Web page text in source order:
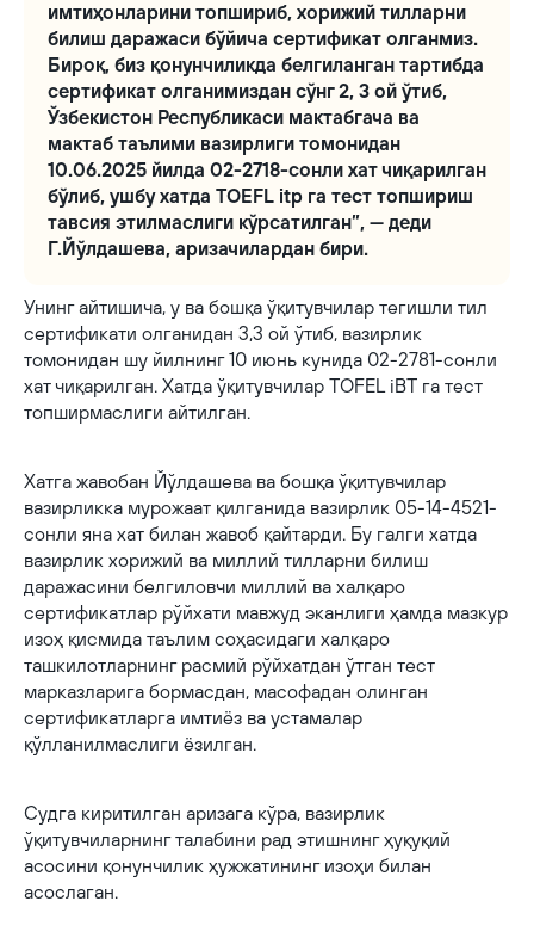
имтиҳонларини топшириб, хорижий тилларни
билиш даражаси бўйича сертификат олганмиз.
Бироқ, биз қонунчиликда белгиланган тартибда
сертификат олганимиздан сўнг 2, 3 ой ўтиб,
Ўзбекистон Республикаси мактабгача ва
мактаб таълими вазирлиги томонидан
10.06.2025 йилда 02-2718-сонли хат чиқарилган
бўлиб, ушбу хатда TOEFL itp га тест топшириш
тавсия этилмаслиги кўрсатилган”, — деди
Г.Йўлдашева, аризачилардан бири.
Унинг айтишича, у ва бошқа ўқитувчилар тегишли тил
сертификати олганидан 3,3 ой ўтиб, вазирлик
томонидан шу йилнинг 10 июнь кунида 02-2781-сонли
хат чиқарилган. Хатда ўқитувчилар TOFEL iBT га тест
топширмаслиги айтилган.
Хатга жавобан Йўлдашева ва бошқа ўқитувчилар
вазирликка мурожаат қилганида вазирлик 05-14-4521-
сонли яна хат билан жавоб қайтарди. Бу галги хатда
вазирлик хорижий ва миллий тилларни билиш
даражасини белгиловчи миллий ва халқаро
сертификатлар рўйхати мавжуд эканлиги ҳамда мазкур
изоҳ қисмида таълим соҳасидаги халқаро
ташкилотларнинг расмий рўйхатдан ўтган тест
марказларига бормасдан, масофадан олинган
сертификатларга имтиёз ва устамалар
қўлланилмаслиги ёзилган.
Судга киритилган аризага кўра, вазирлик
ўқитувчиларнинг талабини рад этишнинг ҳуқуқий
асосини қонунчилик ҳужжатининг изоҳи билан
асослаган.